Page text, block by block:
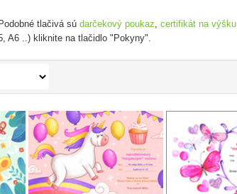
tlačivá sú darčekový poukaz, certifikát na výšku
A6 ..) kliknite na tlačidlo "Pokyny".